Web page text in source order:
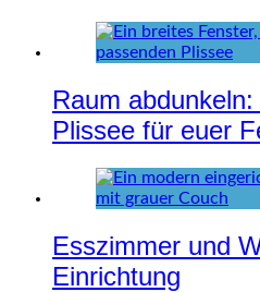
Raum
Plissee für euer
Esszimmer und
Einrichtung